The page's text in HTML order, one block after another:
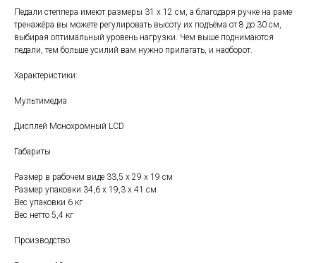
Педали степпера имеют размеры 31 х 12 см, а благодаря ручке на раме
тренажёра вы можете регулировать высоту их подъёма от 8 до 30 см,
выбирая оптимальный уровень нагрузки. Чем выше поднимаются
педали, тем больше усилий вам нужно прилагать, и наоборот.
Характеристики:
Мультимедиа
Дисплей Монохромный LCD
Габариты
Размер в рабочем виде 33,5 х 29 х 19 см
Размер упаковки 34,6 х 19,3 х 41 см
Вес упаковки 6 кг
Вес нетто 5,4 кг
Производство